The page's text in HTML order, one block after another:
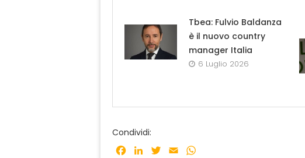
Tbea: Fulvio Baldanza
è il nuovo country
manager Italia
6 Luglio 2026
Condividi:
Facebook
LinkedInTwitter
Email